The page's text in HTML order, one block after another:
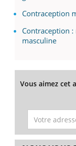
Contraception
Contraception
masculine
Vous aimez cet